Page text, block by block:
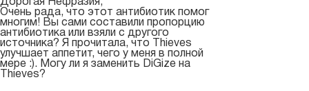
Дорогая Нефразия,
Очень рада, что этот антибиотик помог
многим! Вы сами составили пропорцию
антибиотика или взяли с другого
источника? Я прочитала, что Thieves
улучшает аппетит, чего у меня в полной
мере :). Могу ли я заменить DiGize на
Thieves?